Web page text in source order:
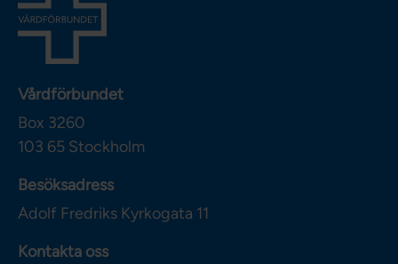
Vårdförbundet
Box 3260
103 65 Stockholm
Besöksadress
Adolf Fredriks Kyrkogata 11
Kontakta oss